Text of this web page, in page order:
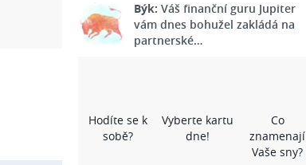
Býk: Váš finanční guru Jupiter
vám dnes bohužel zakládá na
partnerské…
Hodíte se k
sobě?
Vyberte kartu
dne!
Co
znamenají
Vaše sny?